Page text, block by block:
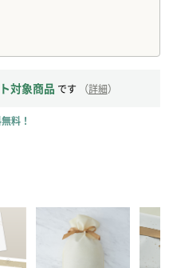
対象商品 です （詳細）
料！